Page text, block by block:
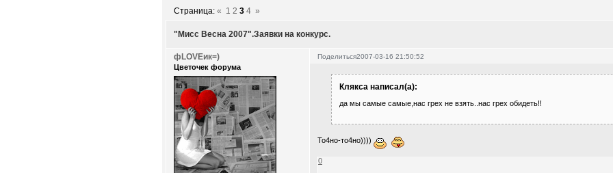
"Мисс Весна 2007".Заявки на конкурс.
Страница:« 1 2 3 4 »
Поделиться2007-03-16 21:50:52
фLOVEик=)
Цветочек форума
Клякса написал(а):
да мы самые самые,нас грех не взять..нас грех обидеть!!
То4но-то4но))))
0